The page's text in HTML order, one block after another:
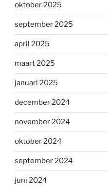
oktober 2025
september 2025
april 2025
maart 2025
januari 2025
december 2024
november 2024
oktober 2024
september 2024
juni 2024